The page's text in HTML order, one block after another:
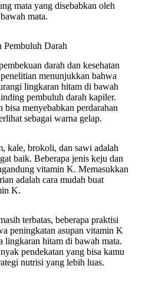
mata yang disebabkan oleh
mata.
Darah
darah dan kesehatan
menunjukkan bahwa
lingkaran hitam di bawah
pembuluh darah kapiler.
menyebabkan perdarahan
sebagai warna gelap.
kale, brokoli, dan sawi adalah
baik. Beberapa jenis keju dan
vitamin K. Memasukkan
adalah cara mudah buat
K.
terbatas, beberapa praktisi
peningkatan asupan vitamin K
lingkaran hitam di bawah mata.
pendekatan yang bisa kamu
nutrisi yang lebih luas.